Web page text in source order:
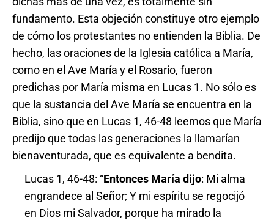
fundamento. Esta objeción constituye otro ejemplo
de cómo los protestantes no entienden la Biblia. De
hecho, las oraciones de la Iglesia católica a María,
como en el Ave María y el Rosario, fueron
predichas por María misma en Lucas 1. No sólo es
que la sustancia del Ave María se encuentra en la
Biblia, sino que en Lucas 1, 46-48 leemos que María
predijo que todas las generaciones la llamarían
bienaventurada, que es equivalente a bendita.
Lucas 1, 46-48: “Entonces María dijo: Mi alma
engrandece al Señor; Y mi espíritu se regocijó
en Dios mi Salvador, porque ha mirado la